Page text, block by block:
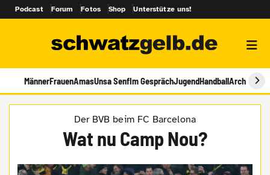
Podcast Forum Fotos Shop Unterstütze uns!
MännerFrauenAmasUnsa SenfIm GesprächJugendHandballArchiv
Der BVB beim FC Barcelona
Wat nu Camp Nou?